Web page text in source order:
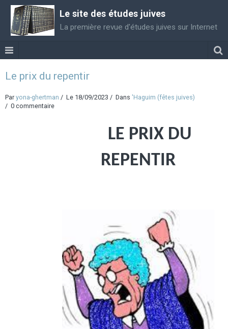
Le site des études juives
La première revue d'études juives sur Internet
Le prix du repentir
Par yona-ghertman Le 18/09/2023 Dans 'Haguim (fêtes juives)
0 commentaire
LE PRIX DU
REPENTIR